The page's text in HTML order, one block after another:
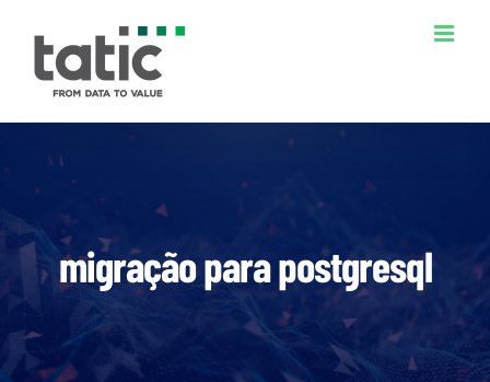
conteúdo
migração para postgresql